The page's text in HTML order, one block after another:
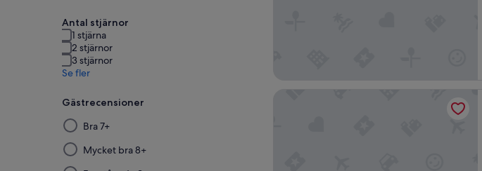
Antal stjärnor
1 stjärna
2 stjärnor
3 stjärnor
Se fler
Gästrecensioner
Om
du
väljer
och
Bra 7+
Mycket bra 8+